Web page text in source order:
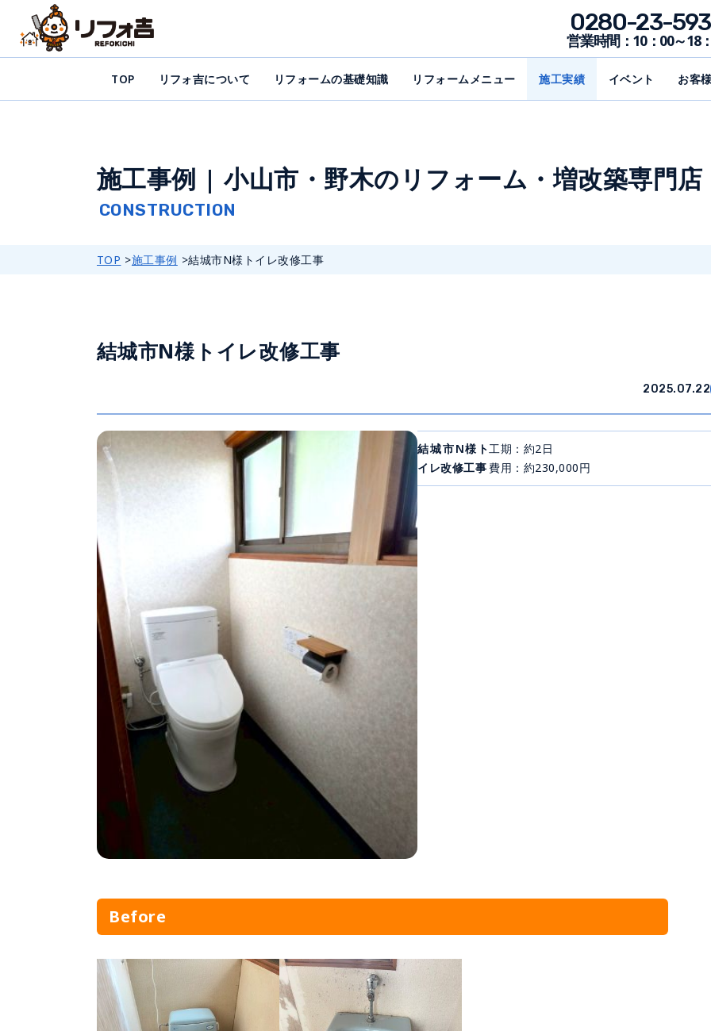
0280-23-
営業時間：10：00～18
TOP リフォ吉について リフォームの基礎知識 リフォームメニュー 施工実績 イベント お客
施工事例 | 小山市・野木のリフォーム・増改築専門
TOP 施工事例 結城市N様トイレ改修工事
結城市N様トイレ改修工事
2025.07.22
結城市N様ト
イレ改修工事
工期：約2日
費用：約230,000円
Before